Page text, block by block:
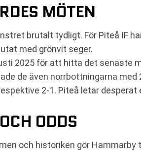
MÖTEN
brutalt tydligt. För Piteå IF
med grönvit seger.
2025 för att hitta det senaste
de även norrbottningarna
2-1. Piteå letar
ODDS
och historiken gör